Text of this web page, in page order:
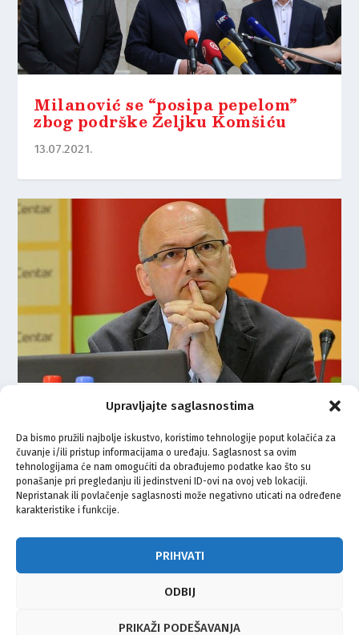
Upravljajte saglasnostima
Da bismo pružili najbolje iskustvo, koristimo tehnologije poput kolačića za
čuvanje i/ili pristup informacijama o uređaju. Saglasnost sa ovim
tehnologijama će nam omogućiti da obrađujemo podatke kao što su
ponašanje pri pregledanju ili jedinstveni ID-ovi na ovoj veb lokaciji.
Nepristanak ili povlačenje saglasnosti može negativno uticati na određene
karakteristike i funkcije.
PRIHVATI
ODBIJ
PRIKAŽI PODEŠAVANJA
Milanović se “posipa pepelom”
zbog podrške Željku Komšiću
13.07.2021.
Hrvati u BiH mogu biti kao Srbi
u Hrvatskoj – manjina
13.07.2021.
© Vijeće bošnjačke nacionalne manjine Grada Zagreba 2026